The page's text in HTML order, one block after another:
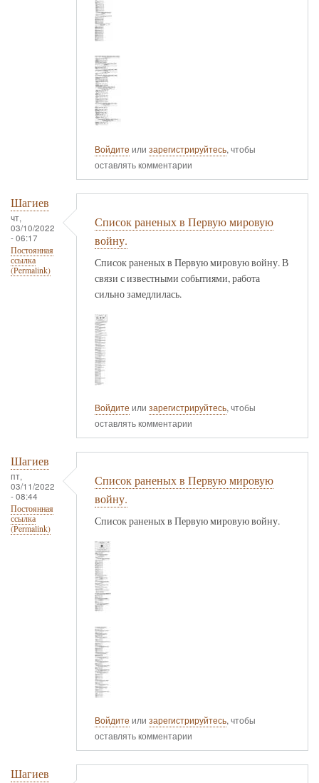
Войдите или зарегистрируйтесь, чтобы
оставлять комментарии
Шагиев
чт,
03/10/2022
- 06:17
Постоянная
ссылка
(Permalink)
Список раненых в Первую мировую
войну.
Список раненых в Первую мировую войну. В
связи с известными событиями, работа
сильно замедлилась.
Войдите или зарегистрируйтесь, чтобы
оставлять комментарии
Шагиев
пт,
03/11/2022
- 08:44
Постоянная
ссылка
(Permalink)
Список раненых в Первую мировую
войну.
Список раненых в Первую мировую войну.
Войдите или зарегистрируйтесь, чтобы
оставлять комментарии
Шагиев